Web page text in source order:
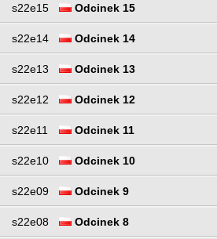
s22e15 Odcinek 15
s22e14 Odcinek 14
s22e13 Odcinek 13
s22e12 Odcinek 12
s22e11 Odcinek 11
s22e10 Odcinek 10
s22e09 Odcinek 9
s22e08 Odcinek 8